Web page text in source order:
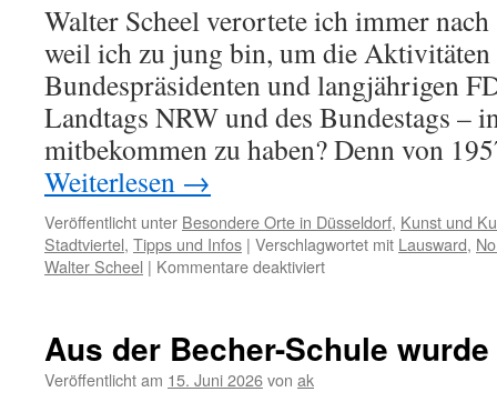
Walter Scheel verortete ich immer
weil ich zu jung bin, um die Aktivitäten
Bundespräsidenten und langjährigen
Landtags NRW und des Bundestags –
mitbekommen zu haben? Denn von
Weiterlesen →
Veröffentlicht unter Besondere Orte in Düsseldorf, Kunst und
Stadtviertel, Tipps und Infos | Verschlagwortet mit Lausward,
Walter Scheel | Kommentare deaktiviertfür
eng
Aus der Becher-Schule
Veröffentlicht am 15. Juni 2026von ak